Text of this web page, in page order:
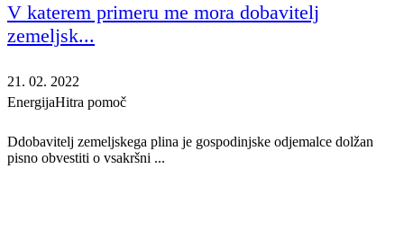
V katerem primeru me mora dobavitelj
zemeljsk...
21. 02. 2022
EnergijaHitra pomoč
Ddobavitelj zemeljskega plina je gospodinjske odjemalce dolžan
pisno obvestiti o vsakršni ...